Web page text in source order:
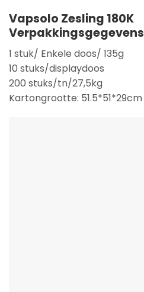
Vapsolo Zesling 180K
Verpakkingsgegevens
1 stuk/ Enkele doos/ 135g
10 stuks/displaydoos
200 stuks/tn/27,5kg
Kartongrootte: 51.5*51*29cm